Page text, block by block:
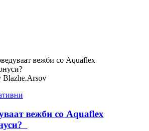
Blazhe.Arsov
вежби со Aquaflex